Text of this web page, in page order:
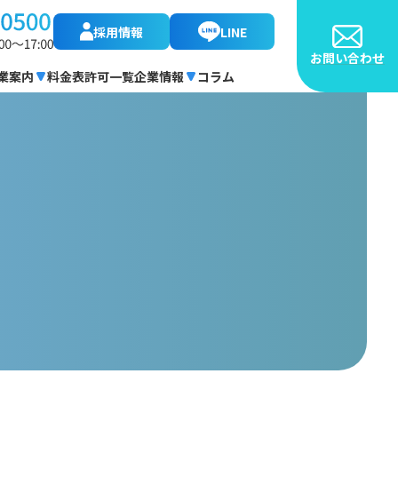
採用情報
LINE
お問い合わせ
案内
料金表許可一覧企業情報 コラム